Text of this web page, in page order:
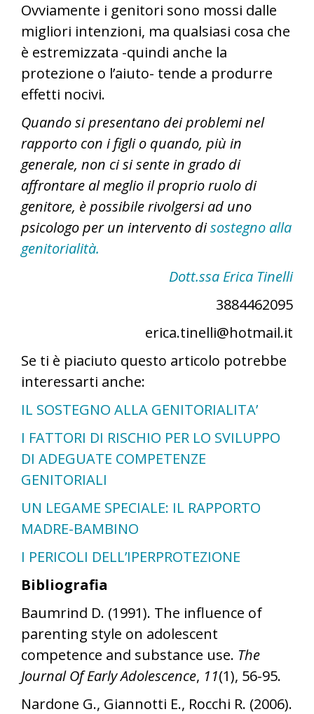
Ovviamente i genitori sono mossi dalle
migliori intenzioni, ma qualsiasi cosa che
è estremizzata -quindi anche la
protezione o l’aiuto- tende a produrre
effetti nocivi.
Quando si presentano dei problemi nel
rapporto con i figli o quando, più in
generale, non ci si sente in grado di
affrontare al meglio il proprio ruolo di
genitore, è possibile rivolgersi ad uno
psicologo per un intervento disostegno alla
genitorialità.
Dott.ssa Erica Tinelli
3884462095
erica.tinelli@hotmail.it
Se ti è piaciuto questo articolo potrebbe
interessarti anche:
IL SOSTEGNO ALLA GENITORIALITA’
I FATTORI DI RISCHIO PER LO SVILUPPO
DI ADEGUATE COMPETENZE
GENITORIALI
UN LEGAME SPECIALE: IL RAPPORTO
MADRE-BAMBINO
I PERICOLI DELL’IPERPROTEZIONE
Bibliografia
Baumrind D. (1991). The influence of
parenting style on adolescent
competence and substance use. The
Journal Of Early Adolescence, 11(1), 56-95.
Nardone G., Giannotti E., Rocchi R. (2006).